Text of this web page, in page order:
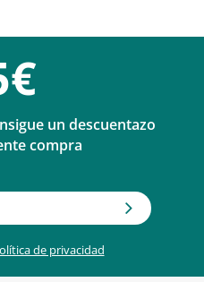
un descuentazo
compra
de privacidad